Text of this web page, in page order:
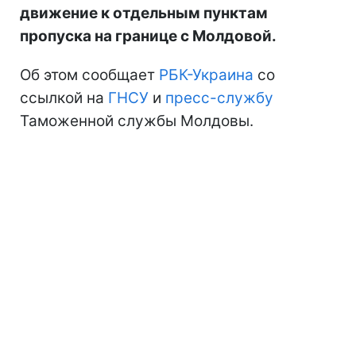
движение к отдельным пунктам
пропуска на границе с Молдовой.
Об этом сообщает РБК-Украина со
ссылкой на ГНСУ и пресс-службу
Таможенной службы Молдовы.